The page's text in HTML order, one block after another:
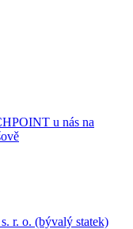
u nás na
r. o. (bývalý statek)